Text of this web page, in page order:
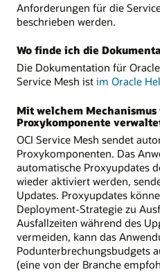
Anforderungen für die
beschrieben werden.
Wo finde ich die
Die Dokumentation für
Service Mesh ist im Oracle
Mit welchem Mechanismus
Proxykomponente
OCI Service Mesh sendet
Proxykomponenten. Das
automatische Proxyupdates
wieder aktiviert werden,
Updates. Proxyupdates
Deployment-Strategie zu
Ausfallzeiten während des
vermeiden, kann das
Podunterbrechungsbudgets
(eine von der Branche